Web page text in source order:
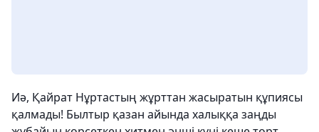
Иә, Қайрат Нұртастың жұрттан жасыратын құпиясы
қалмады! Былтыр қазан айында халыққа заңды